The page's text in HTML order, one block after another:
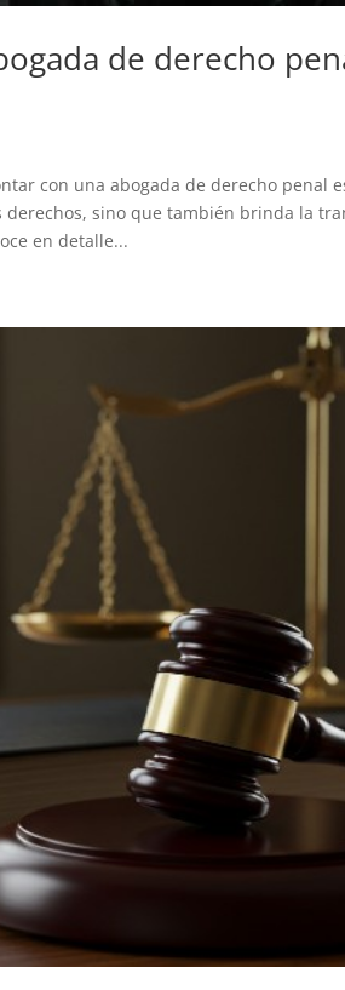
de derecho
con una abogada de derecho penal
derechos, sino que también brinda la
en detalle...